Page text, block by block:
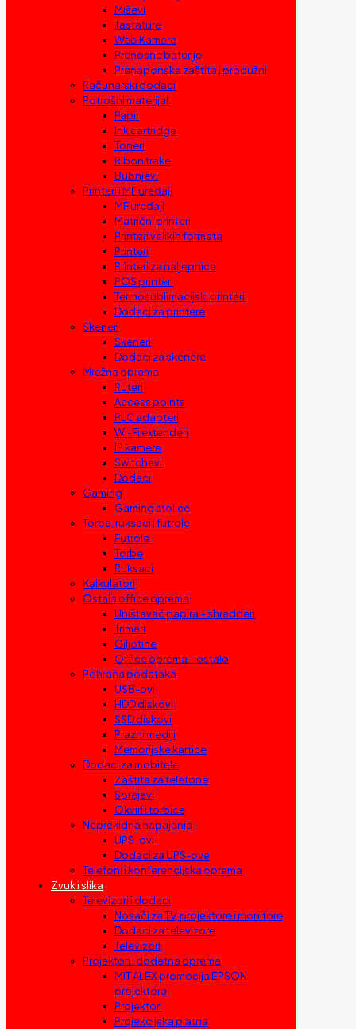
Miševi
Tastature
Web Kamere
Prenosne baterije
Prenaponska zaštita i produžni
Računarski dodaci
Potrošni materijal
Papir
Ink cartridge
Toneri
Ribon trake
Bubnjevi
Printeri i MF uređaji
MF uređaji
Matrični printeri
Printeri velikih formata
Printeri
Printeri za naljepnice
POS printeri
Termosublimacijski printeri
Dodaci za printere
Skeneri
Skeneri
Dodaci za skenere
Mrežna oprema
Ruteri
Access points
PLC adapteri
Wi-Fi extenderi
IP kamere
Switchevi
Dodaci
Gaming
Gaming stolice
Torbe, ruksaci i futrole
Futrole
Torbe
Ruksaci
Kalkulatori
Ostala office oprema
Uništavač papira – shredderi
Trimeri
Giljotine
Office oprema – ostalo
Pohrana podataka
USB-ovi
HDD diskovi
SSD diskovi
Prazni mediji
Memorijske kartice
Dodaci za mobitele
Zaštita za telefone
Sprejevi
Okviri i torbice
Neprekidna napajanja
UPS-ovi
Dodaci za UPS-ove
Telefoni i konferencijska oprema
Zvuk i slika
Televizori i dodaci
Nosači za TV, projektore i monitore
Dodaci za televizore
Televizori
Projektori i dodatna oprema
MIT ALEX promocija EPSON
projektora
Projektori
Projekcijska platna